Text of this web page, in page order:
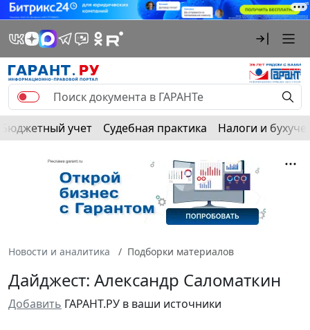
Бюджетный учет Судебная практика Налоги и
Новости и аналитика Подборки материалов
Дайджест: Александр Саломаткин
Добавить ГАРАНТ.РУ в ваши источники